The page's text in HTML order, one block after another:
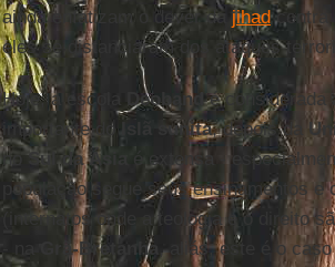
ainda enfatizam o dever da jihadcontra
eles se distanciaram dos ataques
Hoje, a escola Deoband é considerada
importante do
Islã sunita, depois da
noSul da Ásia é extensa -
população segue seus ensinamentos
(internatos onde a teologia e o direito
- na
Grã-Bretanha , aliás, este é o